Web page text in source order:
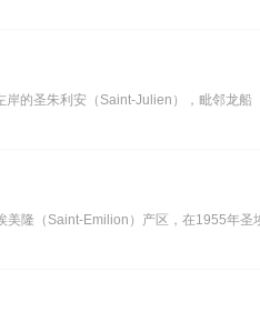
的圣朱利安（Saint-Julien），毗邻龙船
隆（Saint-Emilion）产区，在1955年圣